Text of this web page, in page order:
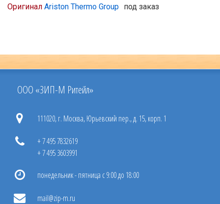
Оригинал Ariston Thermo Group под заказ
ООО «ЗИП-М Ритейл»
111020, г. Москва, Юрьевский пер., д. 15, корп. 1
+ 7 495 7832619
+ 7 495 3603991
понедельник - пятница с 9:00 до 18:00
mail@zip-m.ru